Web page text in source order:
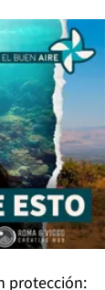
protección: